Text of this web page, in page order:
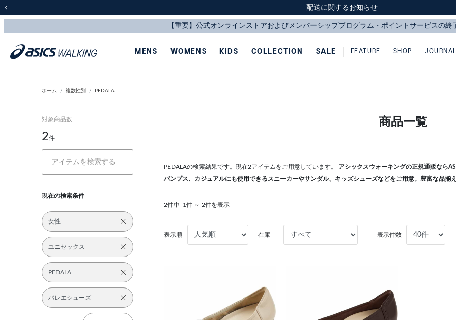
スクスク（SUKU2）価格改定のお知らせ
配送に関するお知らせ
スクスク（SUKU2）価格改定のお知らせ
配送に関するお知らせ
MENS WOMENS KIDS COLLECTION SALE FEATURE SHOP
ホーム 複数性別 PEDALA
対象商品数
2件
現在の検索条件
女性
ユニセックス
PEDALA
バレエシューズ
商品一覧
PEDALAの検索結果です。現在2アイテムをご用意しています。 アシックスウォーキングの正規通販なら
パンプス、カジュアルにも使用できるスニーカーやサンダル、キッズシューズなどをご用意。豊富な品揃
2件中 1件 ～ 2件を表示
表示順 在庫 表示件数